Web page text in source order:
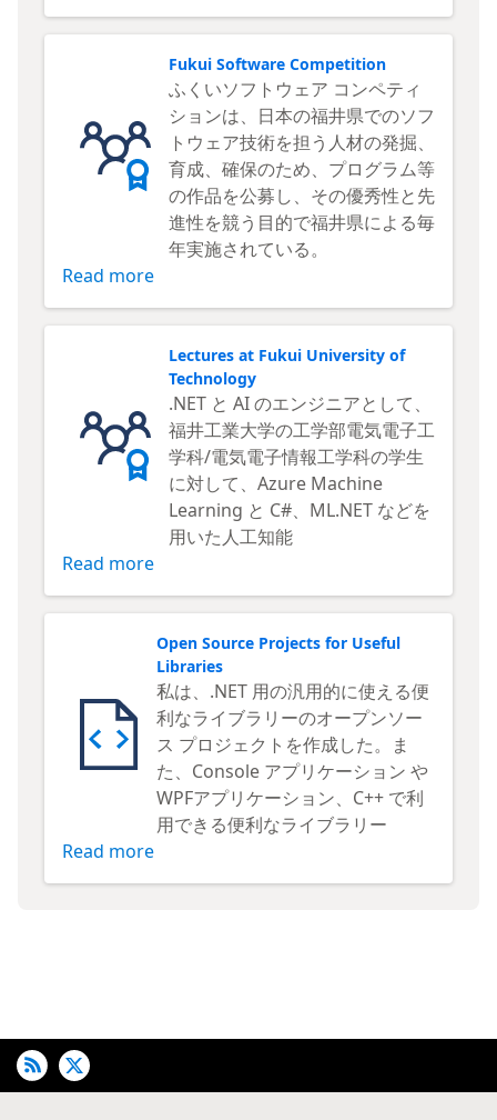
Fukui Software Competition
ふくいソフトウェア コンペティ
ションは、日本の福井県でのソフ
トウェア技術を担う人材の発掘、
育成、確保のため、プログラム等
の作品を公募し、その優秀性と先
進性を競う目的で福井県による毎
年実施されている。
Read more
Lectures at Fukui University of
Technology
.NET と AI のエンジニアとして、
福井工業大学の工学部電気電子工
学科/電気電子情報工学科の学生
に対して、Azure Machine
Learning と C#、ML.NET などを
用いた人工知能
Read more
Open Source Projects for Useful
Libraries
私は、.NET 用の汎用的に使える便
利なライブラリーのオープンソー
ス プロジェクトを作成した。ま
た、Console アプリケーション や
WPFアプリケーション、C++ で利
用できる便利なライブラリー
Read more